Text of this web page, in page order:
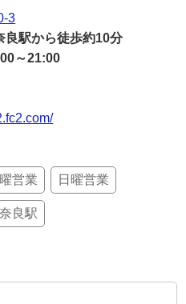
3
良駅から徒歩約10分
～21:00
営業 日曜営業
奈良駅